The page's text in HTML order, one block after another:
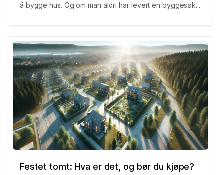
å bygge hus. Og om man aldri har levert en byggesøk...
Festet tomt: Hva er det, og bør du kjøpe?